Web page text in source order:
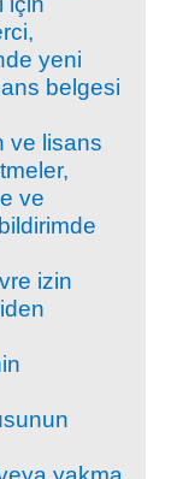
yeni
belgesi
ve lisans
ve
izin